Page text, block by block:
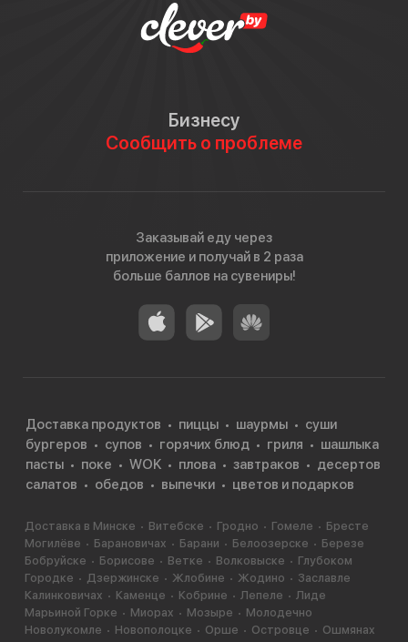
Бизнесу
Сообщить о проблеме
Заказывай еду через
приложение и получай в 2 раза
больше баллов на сувениры!
Доставка продуктов пиццы шаурмы
суши
бургеров
супов горячих блюд гриля
шашлыка
пасты
поке WOK плова завтраков
десертов
салатов
обедов выпечки цветов и подарков
Доставка в Минске Витебске Гродно Гомеле
Бресте
Могилёве
Барановичах Барани Белоозерске
Березе
Бобруйске
Борисове Ветке Волковыске
Глубоком
Городке
Дзержинске Жлобине Жодино
Заславле
Калинковичах
Каменце Кобрине Лепеле
Лиде
Марьиной Горке
Миорах Мозыре
Молодечно
Новолукомле
Новополоцке Орше Островце
Ошмянах